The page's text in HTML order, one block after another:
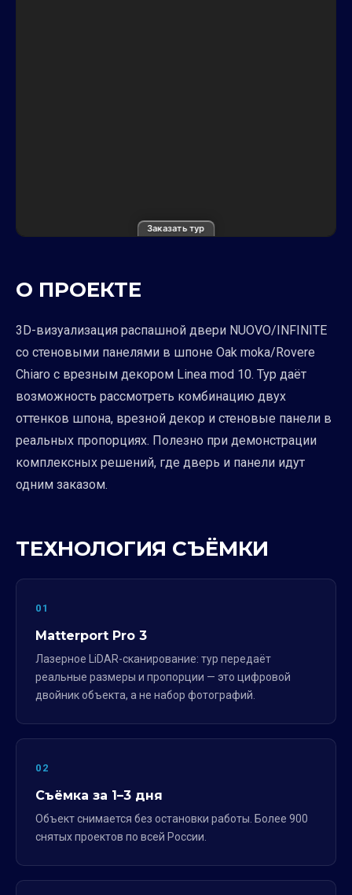
Заказать тур
О ПРОЕКТЕ
3D-визуализация распашной двери NUOVO/INFINITE
со стеновыми панелями в шпоне Oak moka/Rovere
Chiaro с врезным декором Linea mod 10. Тур даёт
возможность рассмотреть комбинацию двух
оттенков шпона, врезной декор и стеновые панели в
реальных пропорциях. Полезно при демонстрации
комплексных решений, где дверь и панели идут
одним заказом.
ТЕХНОЛОГИЯ СЪЁМКИ
01
Matterport Pro 3
Лазерное LiDAR-сканирование: тур передаёт
реальные размеры и пропорции — это цифровой
двойник объекта, а не набор фотографий.
02
Съёмка за 1–3 дня
Объект снимается без остановки работы. Более 900
снятых проектов по всей России.